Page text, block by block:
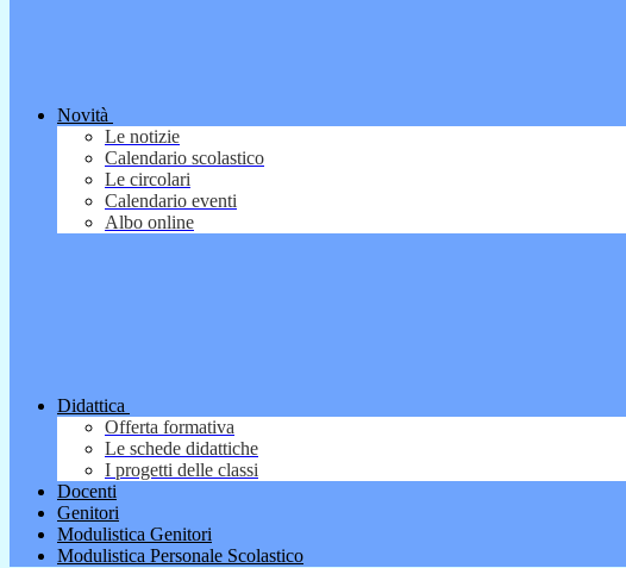
Novità
Le notizie
Calendario scolastico
Le circolari
Calendario eventi
Albo online
Didattica
Offerta formativa
Le schede didattiche
I progetti delle classi
Docenti
Genitori
Modulistica Genitori
Modulistica Personale Scolastico